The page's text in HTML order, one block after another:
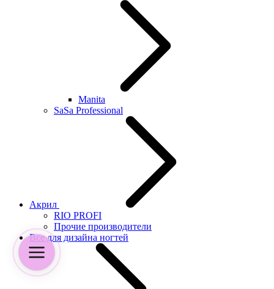
Manita
SaSa Professional
Акрил
RIO PROFI
Прочие производители
Все для дизайна ногтей